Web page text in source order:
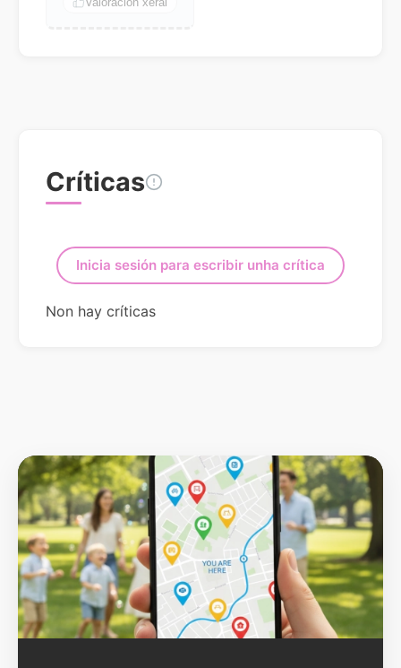
Críticas
Inicia sesión para escribir unha crítica
Non hay críticas